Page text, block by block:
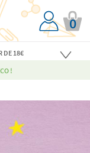
0
DE 18€
!